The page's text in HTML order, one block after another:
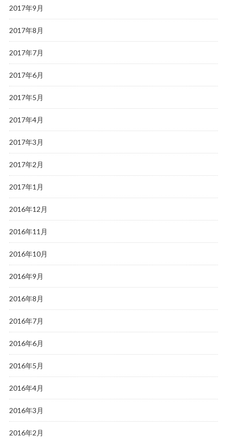
2017年9月
2017年8月
2017年7月
2017年6月
2017年5月
2017年4月
2017年3月
2017年2月
2017年1月
2016年12月
2016年11月
2016年10月
2016年9月
2016年8月
2016年7月
2016年6月
2016年5月
2016年4月
2016年3月
2016年2月